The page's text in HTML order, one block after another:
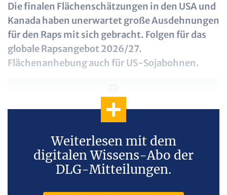
Die finalen Flächenschätzungen in den USA und
Kanada haben unerwartet große Ausdehnungen
für den Raps mit sich gebracht. Folgen für das
globale Rapsangebot 2026/27.
Flächenanhebung auch für US-Sojabohnen.
Weiterlesen mit dem
digitalen Wissens-Abo der
DLG-Mitteilungen.